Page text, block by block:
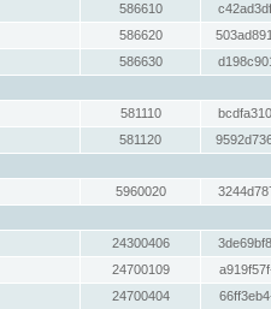
586610
586620
586630
581110
581120
5960020
24300406
24700109
24700404